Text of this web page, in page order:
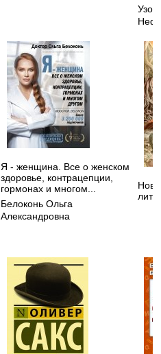
Я - женщина. Все о женском
здоровье, контрацепции,
гормонах и многом...
Белоконь Ольга
Александровна